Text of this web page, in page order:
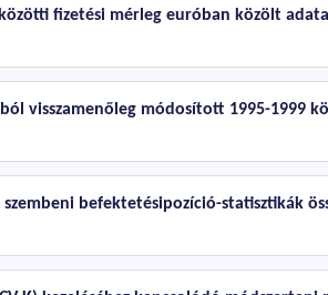
közötti fizetési mérleg euróban közölt
visszamenőleg módosított 1995-1999
befektetésipozíció-statisztikák